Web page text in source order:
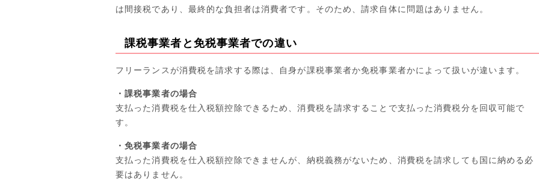
は間接税であり、最終的な負担者は消費者です。そのため、請求自体に問題はありません。
課税事業者と免税事業者での違い
フリーランスが消費税を請求する際は、自身が課税事業者か免税事業者かによって扱いが違います。
・課税事業者の場合
支払った消費税を仕入税額控除できるため、消費税を請求することで支払った消費税分を回収可能で
す。
・免税事業者の場合
支払った消費税を仕入税額控除できませんが、納税義務がないため、消費税を請求しても国に納める必
要はありません。